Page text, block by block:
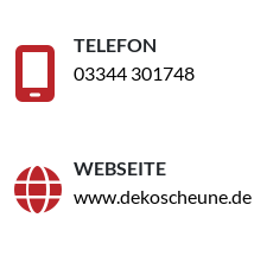
TELEFON
03344 301748
WEBSEITE
www.dekoscheune.de